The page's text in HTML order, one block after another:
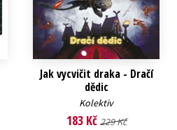
Jak vycvičit draka - Dračí
dědic
Kolektiv
183 Kč 229 Kč